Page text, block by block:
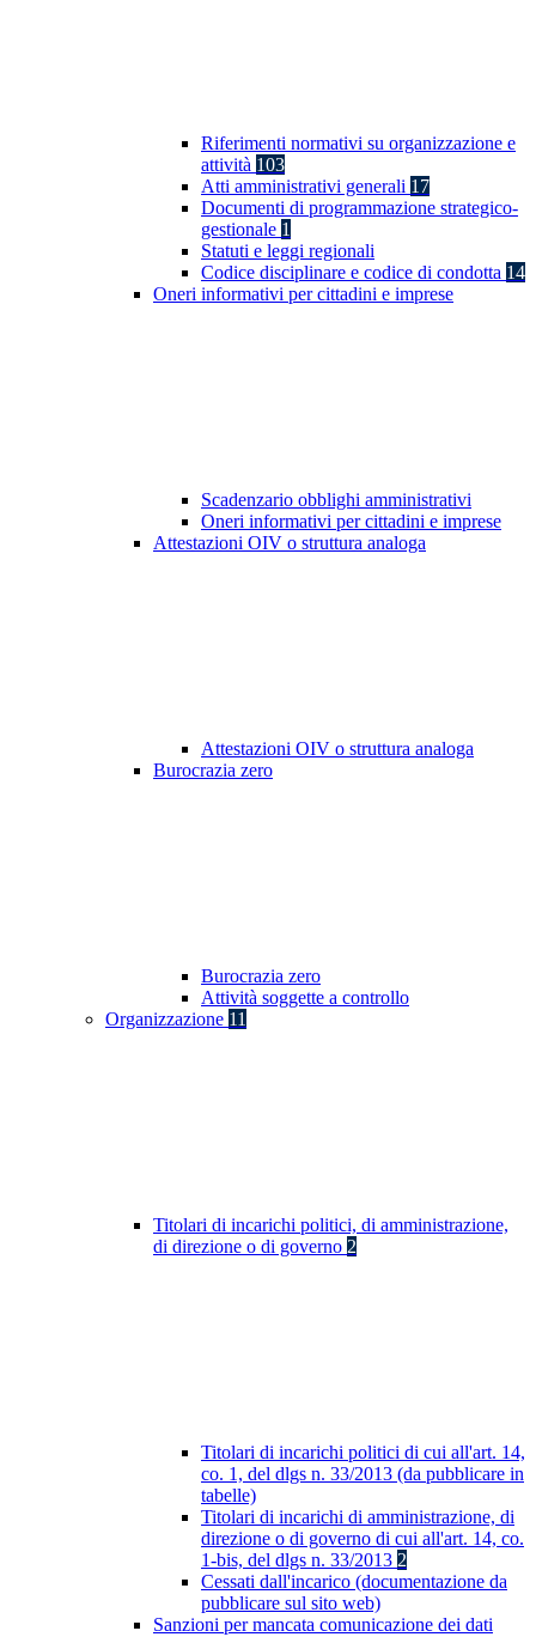
Riferimenti normativi su organizzazione e
attività 103
Atti amministrativi generali 17
Documenti di programmazione strategico-
gestionale 1
Statuti e leggi regionali
Codice disciplinare e codice di condotta 14
Oneri informativi per cittadini e imprese
Scadenzario obblighi amministrativi
Oneri informativi per cittadini e imprese
Attestazioni OIV o struttura analoga
Attestazioni OIV o struttura analoga
Burocrazia zero
Burocrazia zero
Attività soggette a controllo
Organizzazione 11
Titolari di incarichi politici, di amministrazione,
di direzione o di governo 2
Titolari di incarichi politici di cui all'art. 14,
co. 1, del dlgs n. 33/2013 (da pubblicare in
tabelle)
Titolari di incarichi di amministrazione, di
direzione o di governo di cui all'art. 14, co.
1-bis, del dlgs n. 33/2013 2
Cessati dall'incarico (documentazione da
pubblicare sul sito web)
Sanzioni per mancata comunicazione dei dati